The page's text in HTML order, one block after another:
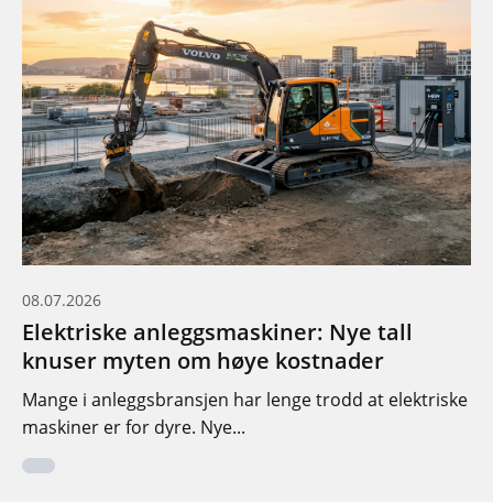
08.07.2026
Elektriske anleggsmaskiner: Nye tall
knuser myten om høye kostnader
Mange i anleggsbransjen har lenge trodd at elektriske
maskiner er for dyre. Nye...